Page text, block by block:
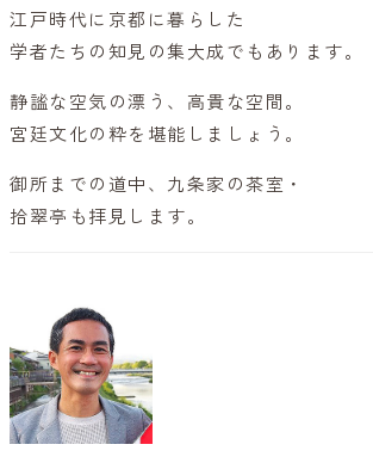
江戸時代に京都に暮らした
学者たちの知見の集大成でもあります。
静謐な空気の漂う、高貴な空間。
宮廷文化の粋を堪能しましょう。
御所までの道中、九条家の茶室・
拾翠亭も拝見します。